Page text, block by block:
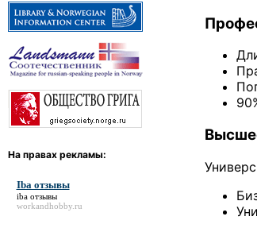
На правах рекламы:
Iba отзывы
iba отзывы
workandhobby.ru